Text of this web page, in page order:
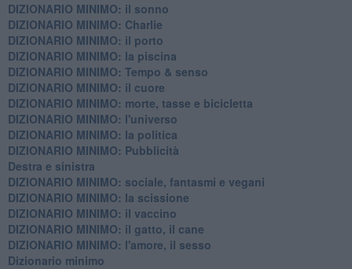
DIZIONARIO MINIMO: il sonno
DIZIONARIO MINIMO: Charlie
DIZIONARIO MINIMO: il porto
DIZIONARIO MINIMO: la piscina
DIZIONARIO MINIMO: Tempo & senso
DIZIONARIO MINIMO: il cuore
DIZIONARIO MINIMO: morte, tasse e bicicletta
DIZIONARIO MINIMO: l'universo
DIZIONARIO MINIMO: la politica
DIZIONARIO MINIMO: Pubblicità
Destra e sinistra
DIZIONARIO MINIMO: sociale, fantasmi e vegani
DIZIONARIO MINIMO: la scissione
DIZIONARIO MINIMO: il vaccino
DIZIONARIO MINIMO: il gatto, il cane
DIZIONARIO MINIMO: l'amore, il sesso
Dizionario minimo